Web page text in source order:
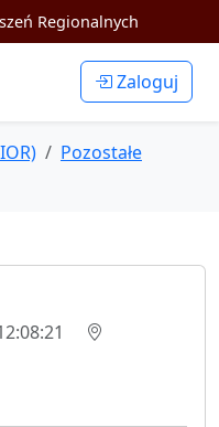
Regionalnych
Zaloguj
Pozostałe